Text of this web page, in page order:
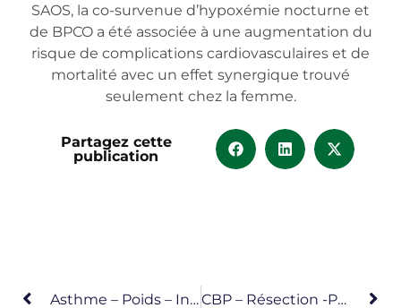
SAOS, la co-survenue d’hypoxémie nocturne et
de BPCO a été associée à une augmentation du
risque de complications cardiovasculaires et de
mortalité avec un effet synergique trouvé
seulement chez la femme.
Partagez cette
publication
Asthme – Poids – Inflammation CBP – Résection -Prédiction Perte Fonctionnelle